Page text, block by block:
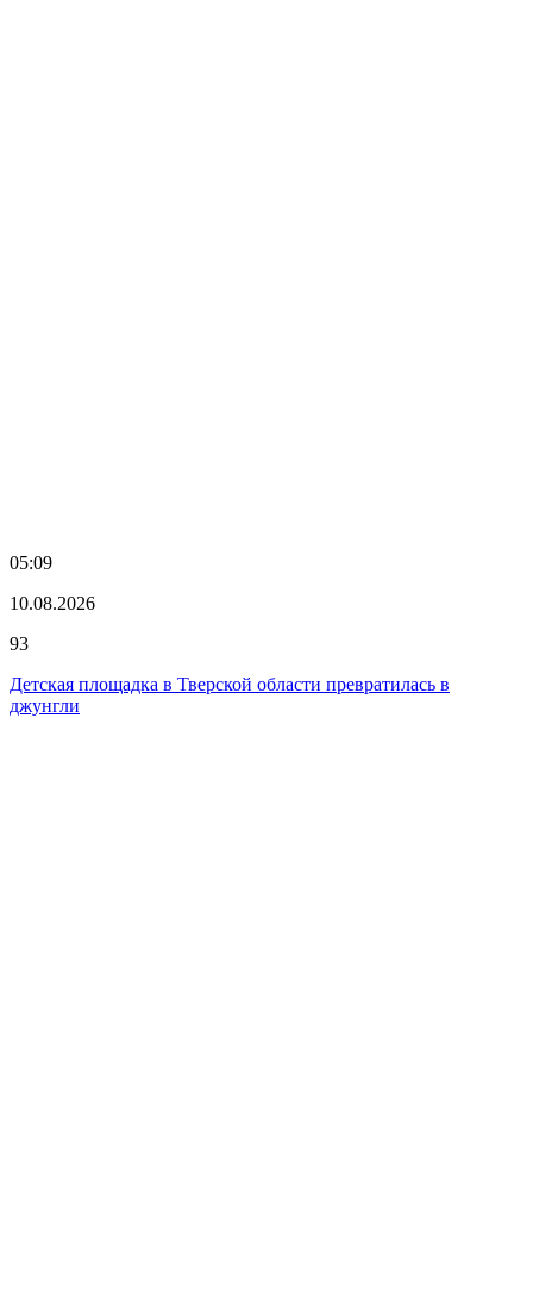
05:09
10.08.2026
93
Детская площадка в Тверской области превратилась в
джунгли